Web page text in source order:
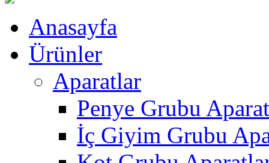
Anasayfa
Ürünler
Aparatlar
Penye Grubu
İç Giyim Grubu